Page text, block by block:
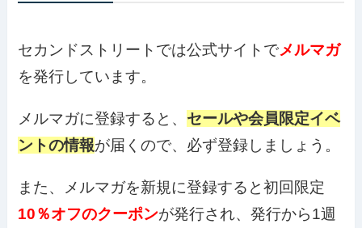
セカンドストリートでは公式サイトでメルマガ
を発行しています。
メルマガに登録すると、 セールや会員限定イベ
ントの情報が届くので、必ず登録しましょう。
また、メルマガを新規に登録すると初回限定
10％オフのクーポンが発行され、発行から1週